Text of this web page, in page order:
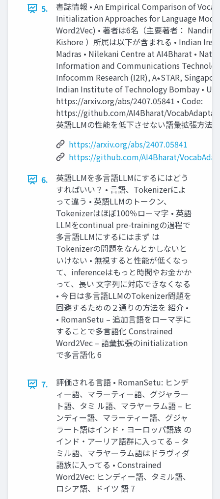
5.
書誌情報 • An Empirical Comparison of
Initialization Approaches for Language
Word2Vec) • 著者は6名（主要著者：
Kishore ）所属は以下が含まれる • Indian
Madras • Nilekani Centre at AI4Bharat •
Information and Communications
Infocomm Research (I2R), A∗STAR,
Indian Institute of Technology Bombay •
https://arxiv.org/abs/2407.05841 • Code:
https://github.com/AI4Bharat/
英語LLMの性能を低下させない語彙拡張方法
https://arxiv.org/abs/2407.05841
https://github.com/AI4Bharat/
6.
英語LLMを多言語LLMにするにはどう
すればいい？ • 言語、Tokenizerによ
って違う • 英語LLMのトークン、
Tokenizerはほぼ100％ローマ字 • 英語
LLMをcontinual pre-trainingの過程で
多言語LLMにするにはまず は
Tokenizerの問題をなんとかしないと
いけない • 無視すると性能が低くなっ
て、inferenceはもっと時間やお金かか
って、長い 文字列に対応できなくなる
• 今日は多言語LLMのTokenizer問題を
回避するための２通りの方法を 紹介 •
• RomanSetu – 追加言語をローマ字に
することで多言語化 Constrained
Word2Vec – 語彙拡張のinitialization
で多言語化 6
7.
評価される言語 • RomanSetu: ヒンデ
ィー語、マラーティー語、グジャラー
ト語、タミ ル語、マラヤーラム語 – ヒ
ンディー語、マラーティー語、グジャ
ラート語はインド・ヨーロッパ語族 の
インド・アーリア語群に入ってる – タ
ミル語、マラヤーラム語はドラヴィダ
語族に入ってる • Constrained
Word2Vec: ヒンディー語、タミル語、
ロシア語、ドイツ 語 7